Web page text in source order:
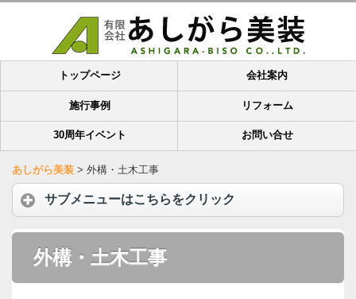
トップページ 会社案内
施行事例 リフォーム
30周年イベント お問い合せ
あしがら美装 > 外構・土木工事
サブメニューはこちらをクリック
外構・土木工事